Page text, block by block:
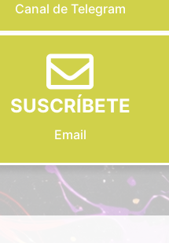
Canal de Telegram
SUSCRÍBETE
Email